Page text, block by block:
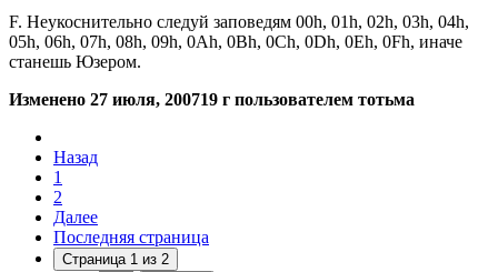
F. Неукоснительно следуй заповедям 00h, 01h, 02h, 03h, 04h,
05h, 06h, 07h, 08h, 09h, 0Ah, 0Bh, 0Ch, 0Dh, 0Eh, 0Fh, иначе
станешь Юзером.
Изменено 27 июля, 200719 г пользователем тотьма
Назад
1
2
Далее
Последняя страница
Страница 1 из 2